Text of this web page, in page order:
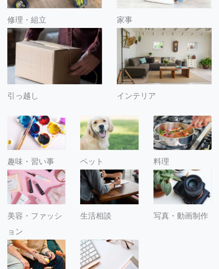
修理・組立 家事
引っ越し インテリア
趣味・習い事 ペット 料理
美容・ファッシ
ョン
生活相談 写真・動画制作